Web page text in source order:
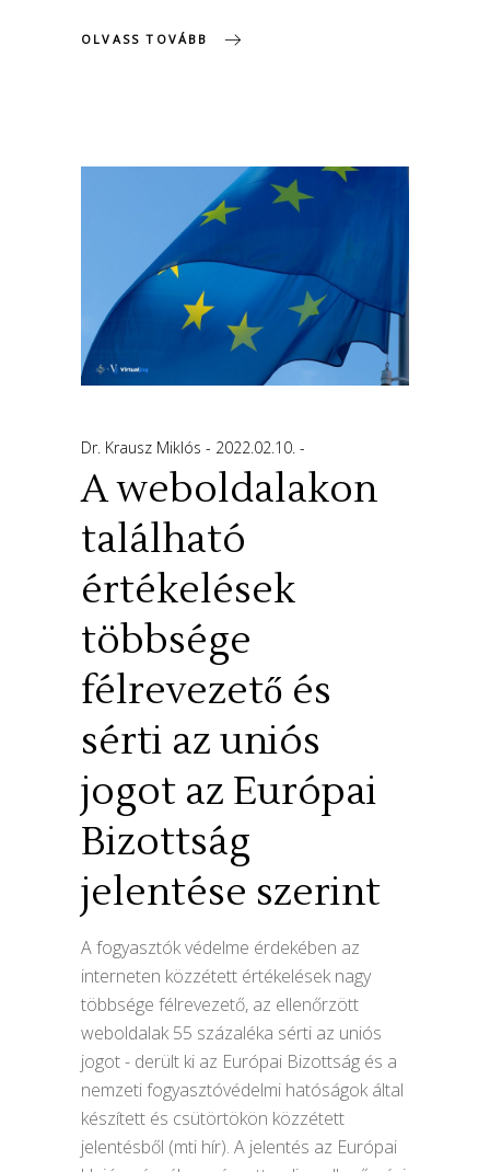
OLVASS TOVÁBB
Dr. Krausz Miklós 2022.02.10.
A weboldalakon
található
értékelések
többsége
félrevezető és
sérti az uniós
jogot az Európai
Bizottság
jelentése szerint
A fogyasztók védelme érdekében az
interneten közzétett értékelések nagy
többsége félrevezető, az ellenőrzött
weboldalak 55 százaléka sérti az uniós
jogot - derült ki az Európai Bizottság és a
nemzeti fogyasztóvédelmi hatóságok által
készített és csütörtökön közzétett
jelentésből (mti hír). A jelentés az Európai